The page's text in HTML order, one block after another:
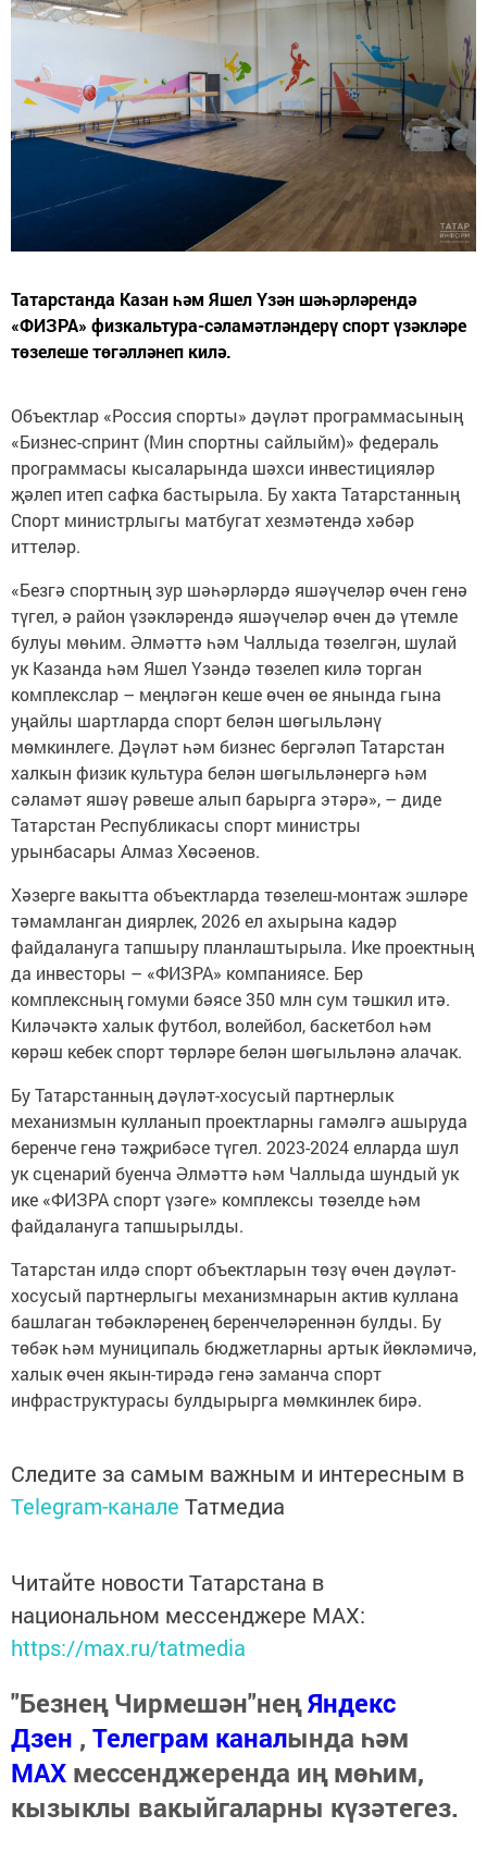
Татарстанда Казан һәм Яшел Үзән шәһәрләрендә
«ФИЗРА» физкальтура-сәламәтләндерү спорт үзәкләре
төзелеше төгәлләнеп килә.
Объектлар «Россия спорты» дәүләт программасының
«Бизнес-спринт (Мин спортны сайлыйм)» федераль
программасы кысаларында шәхси инвестицияләр
җәлеп итеп сафка бастырыла. Бу хакта Татарстанның
Спорт министрлыгы матбугат хезмәтендә хәбәр
иттеләр.
«Безгә спортның зур шәһәрләрдә яшәүчеләр өчен генә
түгел, ә район үзәкләрендә яшәүчеләр өчен дә үтемле
булуы мөһим. Әлмәттә һәм Чаллыда төзелгән, шулай
ук Казанда һәм Яшел Үзәндә төзелеп килә торган
комплекслар – меңләгән кеше өчен өе янында гына
уңайлы шартларда спорт белән шөгыльләнү
мөмкинлеге. Дәүләт һәм бизнес бергәләп Татарстан
халкын физик культура белән шөгыльләнергә һәм
сәламәт яшәү рәвеше алып барырга этәрә», – диде
Татарстан Республикасы спорт министры
урынбасары Алмаз Хөсәенов.
Хәзерге вакытта объектларда төзелеш-монтаж эшләре
тәмамланган диярлек, 2026 ел ахырына кадәр
файдалануга тапшыру планлаштырыла. Ике проектның
да инвесторы – «ФИЗРА» компаниясе. Бер
комплексның гомуми бәясе 350 млн сум тәшкил итә.
Киләчәктә халык футбол, волейбол, баскетбол һәм
көрәш кебек спорт төрләре белән шөгыльләнә алачак.
Бу Татарстанның дәүләт-хосусый партнерлык
механизмын кулланып проектларны гамәлгә ашыруда
беренче генә тәҗрибәсе түгел. 2023-2024 елларда шул
ук сценарий буенча Әлмәттә һәм Чаллыда шундый ук
ике «ФИЗРА спорт үзәге» комплексы төзелде һәм
файдалануга тапшырылды.
Татарстан илдә спорт объектларын төзү өчен дәүләт-
хосусый партнерлыгы механизмнарын актив куллана
башлаган төбәкләренең беренчеләреннән булды. Бу
төбәк һәм муниципаль бюджетларны артык йөкләмичә,
халык өчен якын-тирәдә генә заманча спорт
инфраструктурасы булдырырга мөмкинлек бирә.
Следите за самым важным и интересным в
Telegram-канале Татмедиа
Читайте новости Татарстана в
национальном мессенджере MАХ:
https://max.ru/tatmedia
"Безнең Чирмешән"неңЯндекс
Дзен , Телеграм каналында һәм
МАХ мессенджеренда иң мөһим,
кызыклы вакыйгаларны күзәтегез.